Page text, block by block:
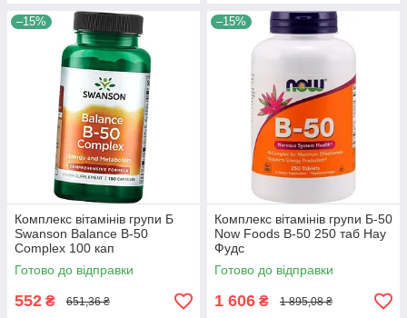
–15%
Комплекс вітамінів групи Б
Swanson Balance B-50
Complex 100 кап
Готово до відправки
552 ₴ 651,36 ₴
–15%
Комплекс вітамінів групи Б-50
Now Foods B-50 250 таб Нау
Фудс
Готово до відправки
1 606 ₴ 1 895,08 ₴